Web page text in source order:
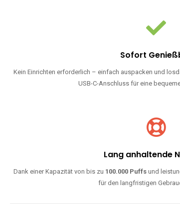
Sofort
Kein Einrichten erforderlich – einfach auspacken und
USB-C-Anschluss für eine
Lang anhaltende
Dank einer Kapazität von bis zu 100.000 Puffs und
für den langfristigen